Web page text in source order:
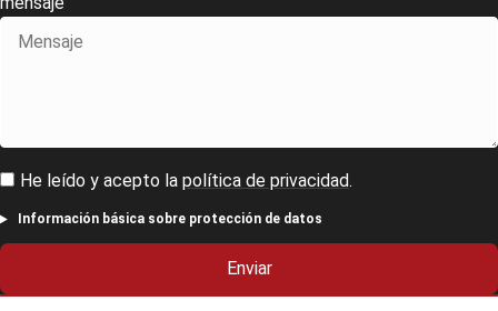
He leído y acepto la política de privacidad.
Información básica sobre protección de datos
Enviar